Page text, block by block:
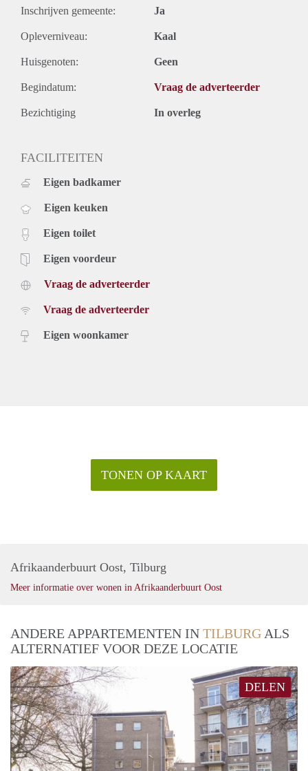
Inschrijven gemeente: Ja
Opleverniveau: Kaal
Huisgenoten: Geen
Begindatum: Vraag de adverteerder
Bezichtiging In overleg
FACILITEITEN
Eigen badkamer
Eigen keuken
Eigen toilet
Eigen voordeur
Vraag de adverteerder
Vraag de adverteerder
Eigen woonkamer
TONEN OP KAART
Afrikaanderbuurt Oost, Tilburg
Meer informatie over wonen in Afrikaanderbuurt Oost
ANDERE APPARTEMENTEN IN TILBURG ALS
ALTERNATIEF VOOR DEZE LOCATIE
DELEN